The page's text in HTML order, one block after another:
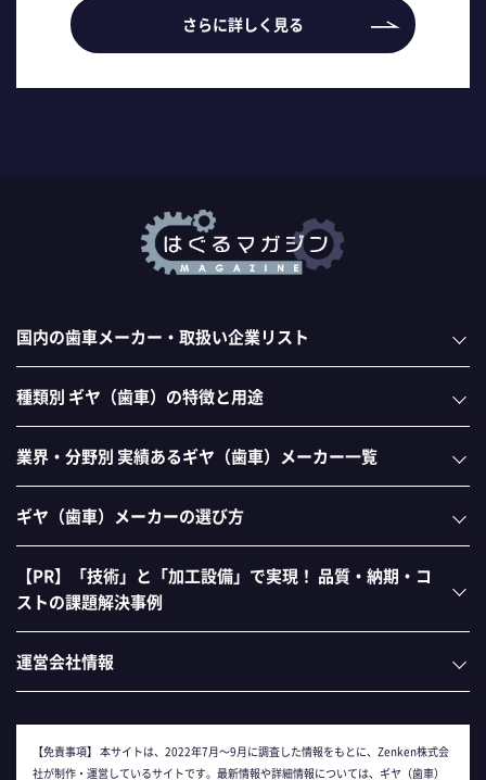
さらに詳しく見る
国内の歯車メーカー・取扱い企業リスト
種類別 ギヤ（歯車）の特徴と用途
業界・分野別 実績あるギヤ（歯車）メーカー一覧
ギヤ（歯車）メーカーの選び方
【PR】「技術」と「加工設備」で実現！ 品質・納期・コ
ストの課題解決事例
運営会社情報
【免責事項】 本サイトは、2022年7月～9月に調査した情報をもとに、Zenken株式会
社が制作・運営しているサイトです。最新情報や詳細情報については、ギヤ（歯車）